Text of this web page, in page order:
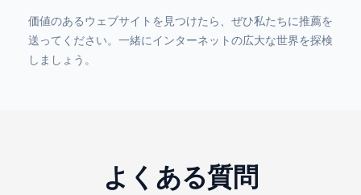
価値のあるウェブサイトを見つけたら、ぜひ私たちに推薦を
送ってください。一緒にインターネットの広大な世界を探検
しましょう。
よくある質問